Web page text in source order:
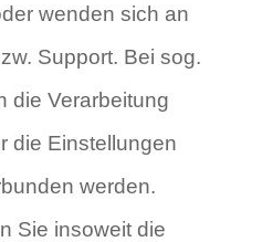
wenden sich an
Support. Bei sog.
die Verarbeitung
die Einstellungen
werden.
Sie insoweit die